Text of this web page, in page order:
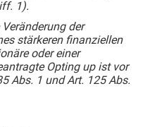
1).
der
stärkeren finanziellen
oder einer
Opting up ist vor
Abs. 1 und Art. 125 Abs.